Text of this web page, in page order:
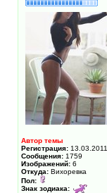
Автор темы
Регистрация: 13.03.2011
Сообщения: 1759
Изображений: 6
Откуда: Вихоревка
Пол:
Знак зодиака: